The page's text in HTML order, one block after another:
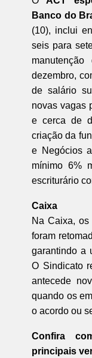
Banco do
(10), inclui
seis para
dezembro,
de salário
novas vagas
e cerca de
criação da
e Negócios
mínimo 6%
escriturário
Caixa
Na Caixa,
foram
garantindo a
O Sindicato
antecede
quando os
o acordo ou
Confira
principais